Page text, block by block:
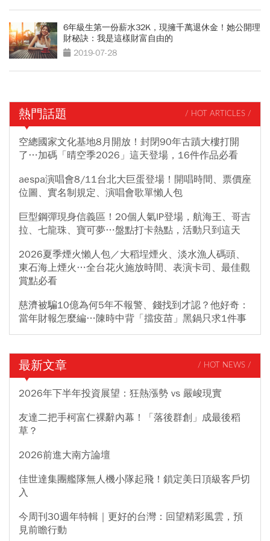
6年級生第一份薪水32K，現擁千萬退休金！她公開理
財秘訣：我是這樣財富自由的
2019-07-28
熱門話題 / HOT ARTICLES /
空總國家文化基地8月開放！封閉90年古蹟大樓打開
了…加碼「晴空季2026」這天登場，16件作品必看
aespa演唱會8/11台北大巨蛋登場！開唱時間、票價座
位圖、實名制規定、演唱會歌單懶人包
巨型鋼彈現身信義區！20個人氣IP登場，航海王、哥吉
拉、七龍珠、寶可夢…盤點打卡熱點，活動只到這天
2026夏季煙火懶人包／大稻埕煙火、淡水漁人碼頭、
東石海上煙火…全台花火施放時間、表演卡司、最佳觀
賞點必看
慈濟被騙10億為何5年不報警、錢找到才認？他好奇：
當年財報怎麼編…陳時中背「擋疫苗」黑鍋只求1件事
最新文章 / HOT NEWS /
2026年下半年投資展望：狂熱漲勢 vs 嚴峻現實
友達二把手柯富仁裸辭內幕！「落後群創」成最後稻
草？
2026前進大南方論壇
佳世達集團艦隊無人機小隊起飛！鎖定美日頂級客戶切
入
今周刊30週年特輯｜更好的台灣：回望精彩風雲，預
見前瞻行動